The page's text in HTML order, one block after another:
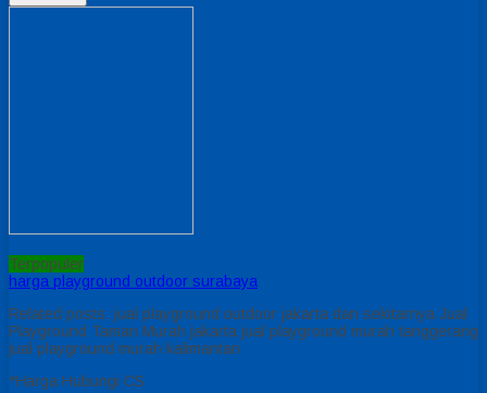
Terpopuler
harga playground outdoor surabaya
Related posts: jual playground outdoor jakarta dan sekitarnya Jual
Playground Taman Murah jakarta jual playground murah tanggerang
jual playground murah kalimantan
*Harga Hubungi CS